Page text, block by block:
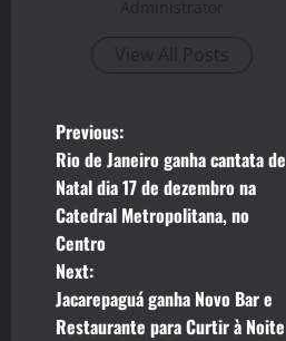
Administrator
View All Posts
P
o
s
t
n
Previous:
Rio de Janeiro ganha cantata de
Natal dia 17 de dezembro na
Catedral Metropolitana, no
Centro
Next:
Jacarepaguá ganha Novo Bar e
Restaurante para Curtir à Noite